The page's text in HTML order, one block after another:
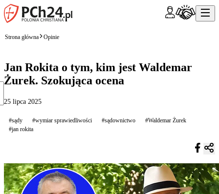
Strona główna Opinie
Jan Rokita o tym, kim jest Waldemar
Żurek. Szokująca ocena
25 lipca 2025
#sądy #wymiar sprawiedliwości #sądownictwo
#Waldemar Żurek
#jan rokita